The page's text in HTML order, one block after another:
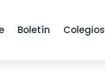
Boletín Colegios